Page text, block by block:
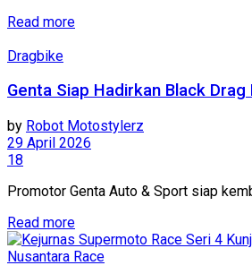
Read more
Dragbike
Genta Siap Hadirkan Black
by Robot Motostylerz
29 April 2026
18
Promotor Genta Auto & Sport siap
Read more
Nusantara Race